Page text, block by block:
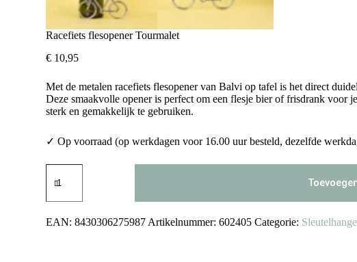
Racefiets flesopener Tourmalet
€ 10,95
Met de metalen racefiets flesopener van Balvi op tafel is het direct
Deze smaakvolle opener is perfect om een flesje bier of frisdrank
sterk en gemakkelijk te gebruiken.
✓ Op voorraad (op werkdagen voor 16.00 uur besteld, dezelfde
flesopener
aantal
EAN:8430306275987 Artikelnummer:602405 Categorie: